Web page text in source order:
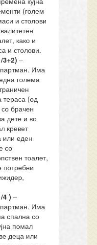
(голем
и столови
како и
и столови.
3+2) –
Има
голема
тераса (од
брачен
дете и во
кревет
или еден
со
тоалет,
потребни
4) –
Има
спална со
помал
деца или